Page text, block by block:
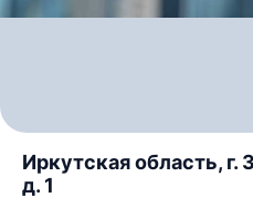
Иркутская область, г.
д. 1